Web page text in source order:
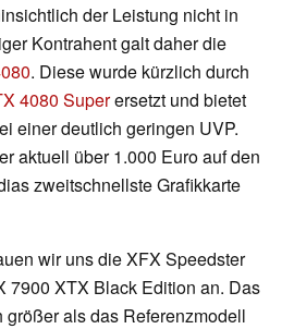
der Leistung nicht in
Kontrahent galt daher die
. Diese wurde kürzlich durch
4080 Superersetzt und bietet
einer deutlich geringen UVP.
aktuell über 1.000 Euro auf den
zweitschnellste Grafikkarte
wir uns die XFX Speedster
7900 XTX Black Edition an. Das
als das Referenzmodell